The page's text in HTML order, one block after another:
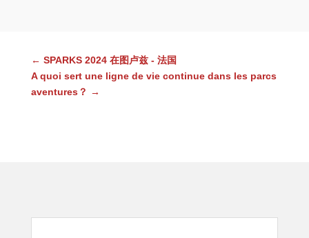
← SPARKS 2024 在图卢兹 - 法国
A quoi sert une ligne de vie continue dans les parcs
aventures？ →